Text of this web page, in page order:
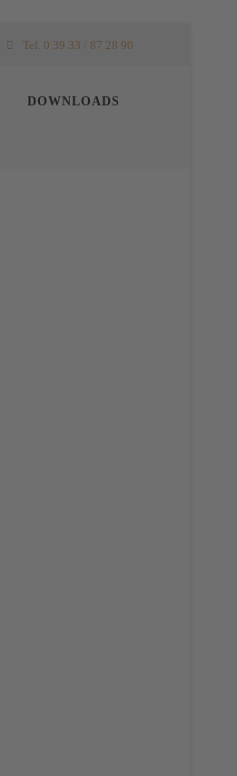
Tel. 0 39 33 / 87 28 90
DOWNLOADS